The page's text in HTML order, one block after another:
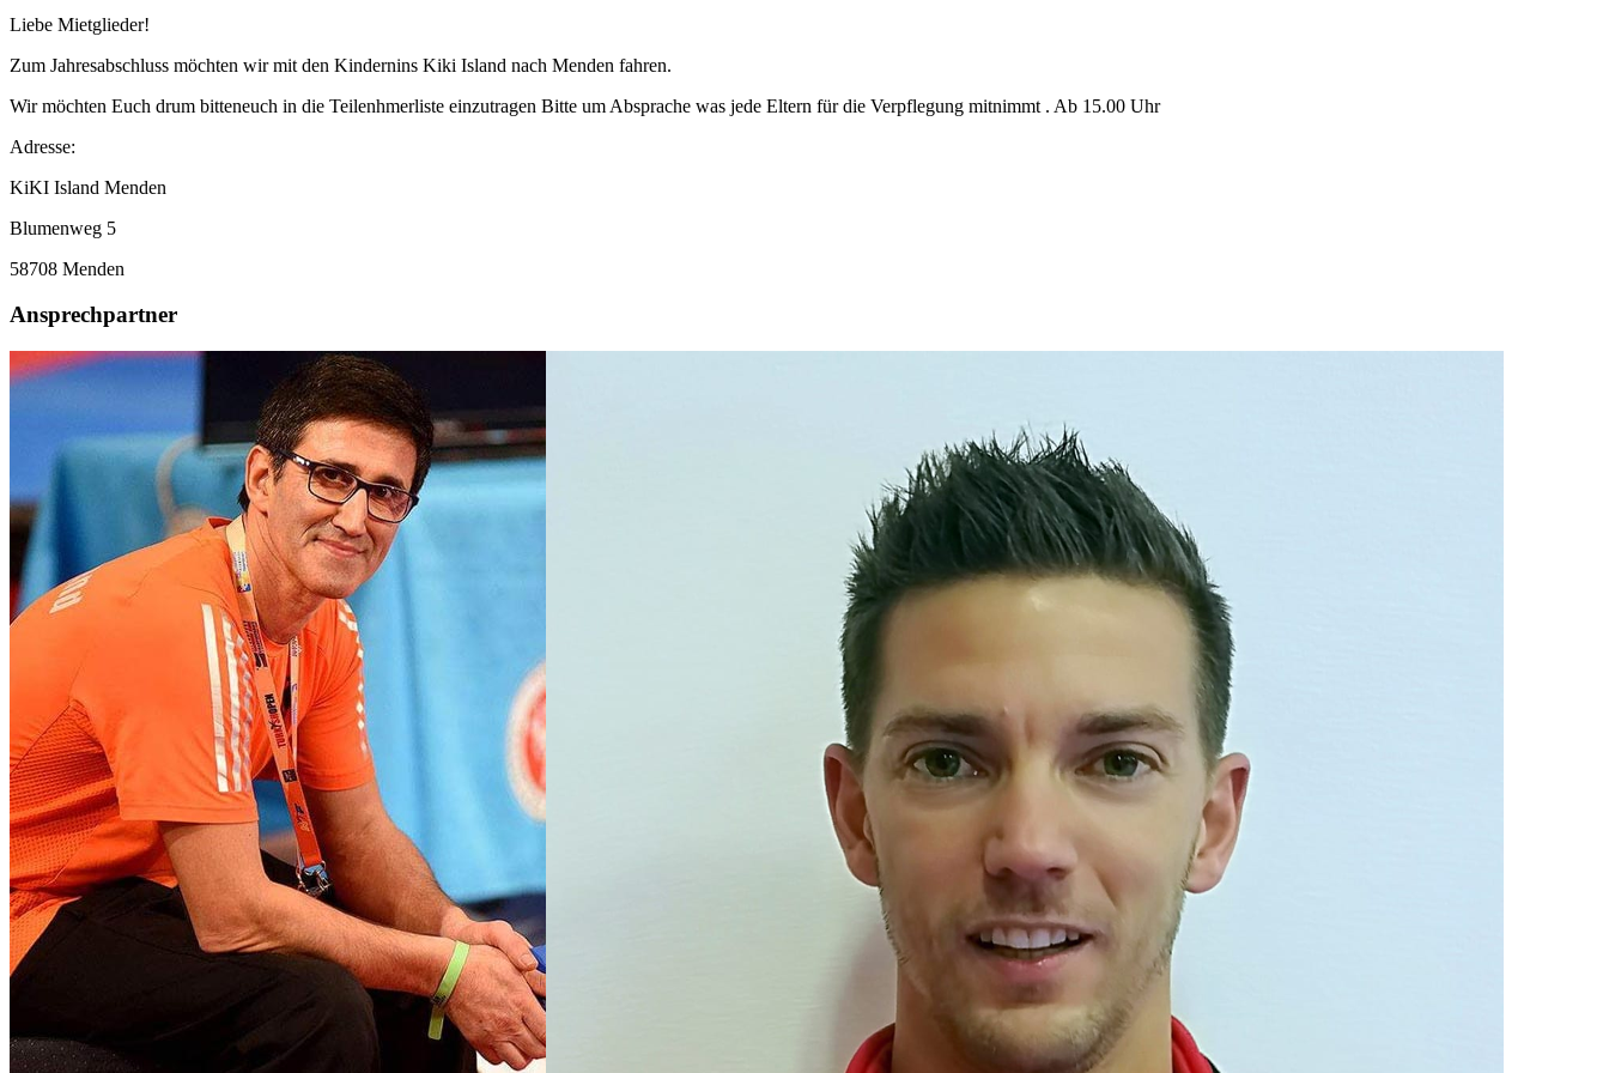
Liebe Mietglieder!
Zum Jahresabschluss möchten wir mit den Kindernins Kiki Island nach Menden fahren.
Wir möchten Euch drum bitteneuch in die Teilenhmerliste einzutragen Bitte um Absprache was jede Eltern für die Verpflegung mitnimmt . Ab 15.00 Uhr
Adresse:
KiKI Island Menden
Blumenweg 5
58708 Menden
Ansprechpartner